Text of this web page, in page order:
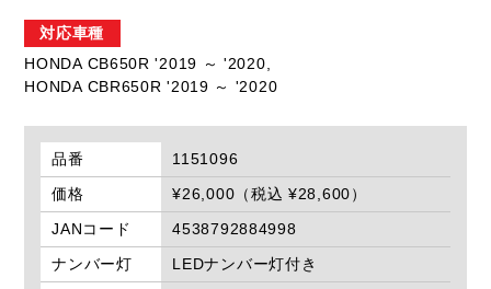
対応車種
HONDA CB650R '2019 ～ '2020,
HONDA CBR650R '2019 ～ '2020
品番
1151096
価格
¥26,000（税込 ¥28,600）
JANコード
4538792884998
ナンバー灯
LEDナンバー灯付き